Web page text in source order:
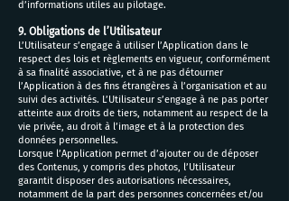
d’informations utiles au pilotage.
9. Obligations de l’Utilisateur
L’Utilisateur s’engage à utiliser l’Application dans le
respect des lois et règlements en vigueur, conformément
à sa finalité associative, et à ne pas détourner
l’Application à des fins étrangères à l’organisation et au
suivi des activités. L’Utilisateur s’engage à ne pas porter
atteinte aux droits de tiers, notamment au respect de la
vie privée, au droit à l’image et à la protection des
données personnelles.
Lorsque l’Application permet d’ajouter ou de déposer
des Contenus, y compris des photos, l’Utilisateur
garantit disposer des autorisations nécessaires,
notamment de la part des personnes concernées et/ou